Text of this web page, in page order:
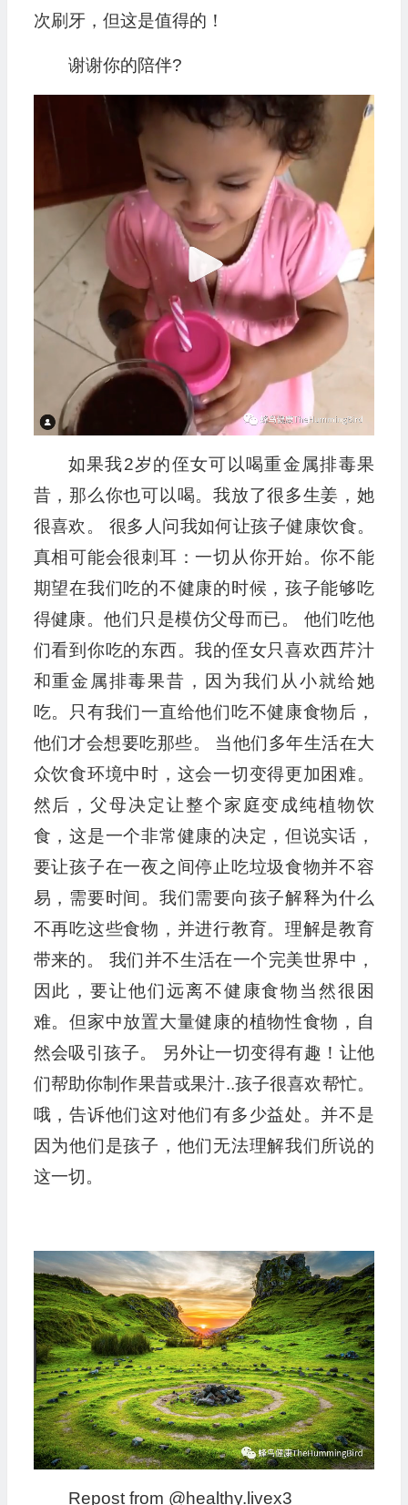
次刷牙，但这是值得的！
谢谢你的陪伴?
如果我2岁的侄女可以喝重金属排毒果
昔，那么你也可以喝。我放了很多生姜，她
很喜欢。 很多人问我如何让孩子健康饮食。
真相可能会很刺耳：一切从你开始。你不能
期望在我们吃的不健康的时候，孩子能够吃
得健康。他们只是模仿父母而已。 他们吃他
们看到你吃的东西。我的侄女只喜欢西芹汁
和重金属排毒果昔，因为我们从小就给她
吃。只有我们一直给他们吃不健康食物后，
他们才会想要吃那些。 当他们多年生活在大
众饮食环境中时，这会一切变得更加困难。
然后，父母决定让整个家庭变成纯植物饮
食，这是一个非常健康的决定，但说实话，
要让孩子在一夜之间停止吃垃圾食物并不容
易，需要时间。我们需要向孩子解释为什么
不再吃这些食物，并进行教育。理解是教育
带来的。 我们并不生活在一个完美世界中，
因此，要让他们远离不健康食物当然很困
难。但家中放置大量健康的植物性食物，自
然会吸引孩子。 另外让一切变得有趣！让他
们帮助你制作果昔或果汁..孩子很喜欢帮忙。
哦，告诉他们这对他们有多少益处。并不是
因为他们是孩子，他们无法理解我们所说的
这一切。
Repost from @healthy.livex3